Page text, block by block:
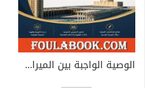
الوصية الواجبة بين الميراث والوصية: دراسة في الطبيعة القانونية والأساس التشريعي وإشكاليات التطبيق